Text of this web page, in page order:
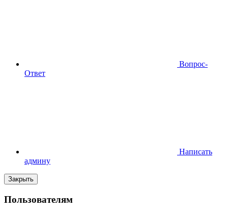
Вопрос-
Ответ
Написать
админу
Закрыть
Пользователям